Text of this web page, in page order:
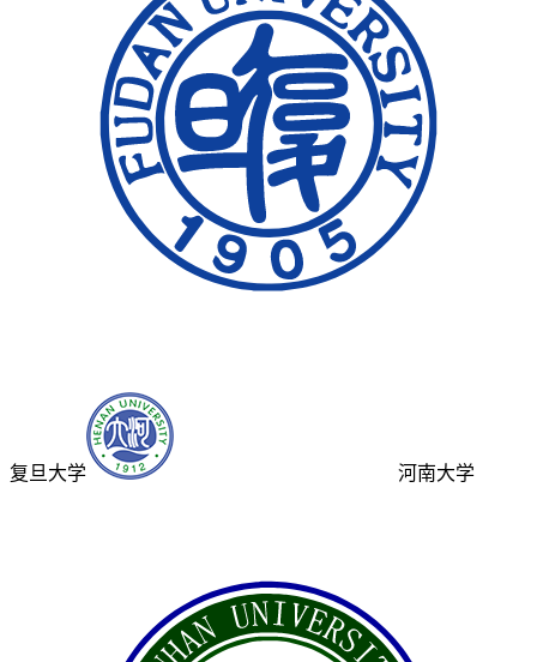
复旦大学 河南大学